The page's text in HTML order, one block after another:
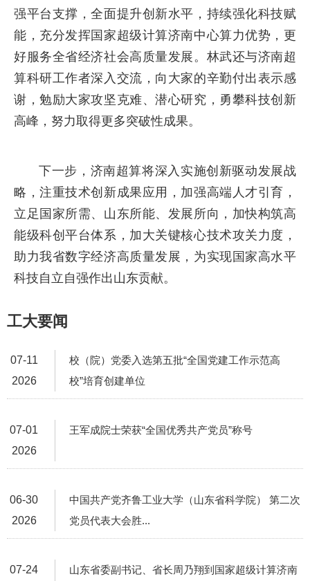
强平台支撑，全面提升创新水平，持续强化科技赋
能，充分发挥国家超级计算济南中心算力优势，更
好服务全省经济社会高质量发展。林武还与济南超
算科研工作者深入交流，向大家的辛勤付出表示感
谢，勉励大家攻坚克难、潜心研究，勇攀科技创新
高峰，努力取得更多突破性成果。
下一步，济南超算将深入实施创新驱动发展战
略，注重技术创新成果应用，加强高端人才引育，
立足国家所需、山东所能、发展所向，加快构筑高
能级科创平台体系，加大关键核心技术攻关力度，
助力我省数字经济高质量发展，为实现国家高水平
科技自立自强作出山东贡献。
工大要闻
07-11
2026
校（院）党委入选第五批“全国党建工作示范高
校”培育创建单位
07-01
2026
王军成院士荣获“全国优秀共产党员”称号
06-30
2026
中国共产党齐鲁工业大学（山东省科学院） 第二次
党员代表大会胜...
07-24
山东省委副书记、省长周乃翔到国家超级计算济南